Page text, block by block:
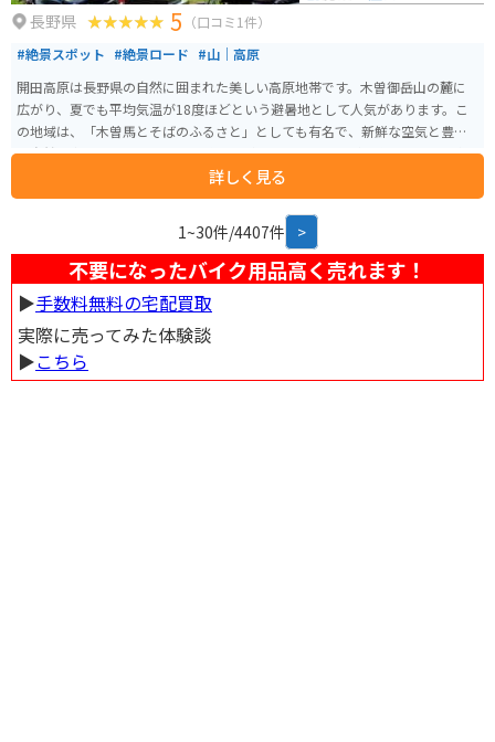
長野県 5 （口コミ1件）
#絶景スポット #絶景ロード #山｜高原
開田高原は長野県の自然に囲まれた美しい高原地帯です。木曽御岳山の麓に
広がり、夏でも平均気温が18度ほどという避暑地として人気があります。こ
の地域は、「木曽馬とそばのふるさと」としても有名で、新鮮な空気と豊か
な自然の中で四季折々の景色を眺めながら走行できるのが醍醐味です。 空気
が澄んでいて天気が良ければ御嶽山が見えたり、飲食店やキャンプ場もある
ので観光地として十分楽しめます。また、地元で採れたそばを使用した料理
を堪能できる食事処もあります。8月下旬ぐらいになると蕎麦の花が一面に咲
くのでそれを見にいくのもオススメです。
詳しく見る
1~30件/4407件 >
不要になったバイク用品高く売れます！
▶︎手数料無料の宅配買取
実際に売ってみた体験談
▶︎こちら